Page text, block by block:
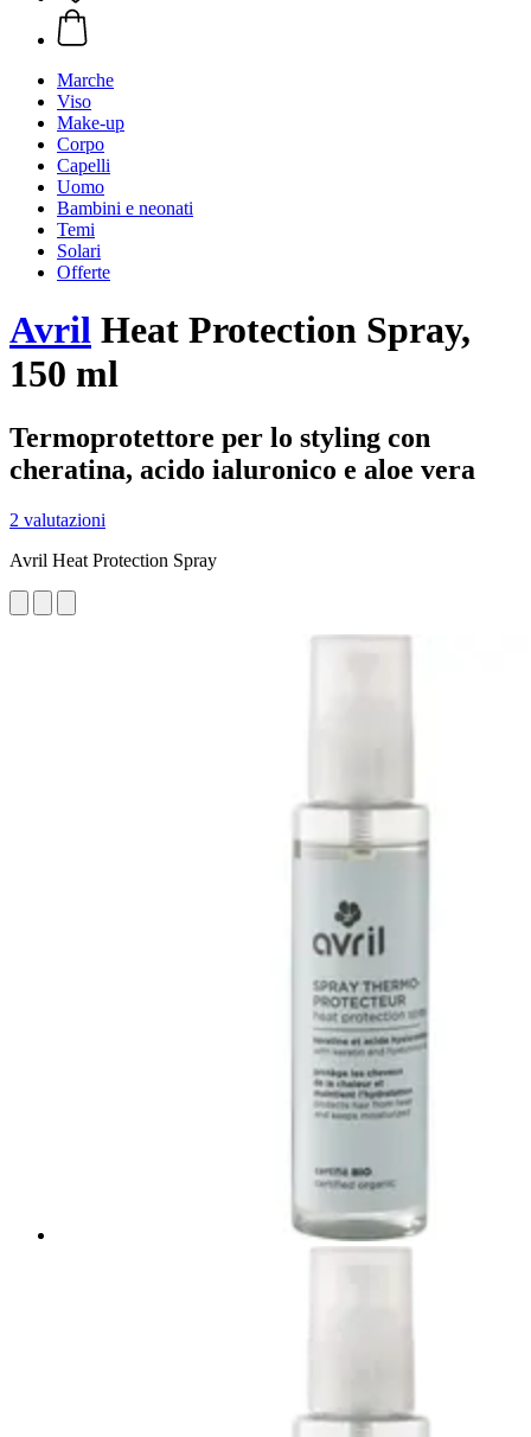
Marche
Viso
Make-up
Corpo
Capelli
Uomo
Bambini e neonati
Temi
Solari
Offerte
Avril Heat Protection Spray,
150 ml
Termoprotettore per lo styling con
cheratina, acido ialuronico e aloe vera
2 valutazioni
Avril Heat Protection Spray